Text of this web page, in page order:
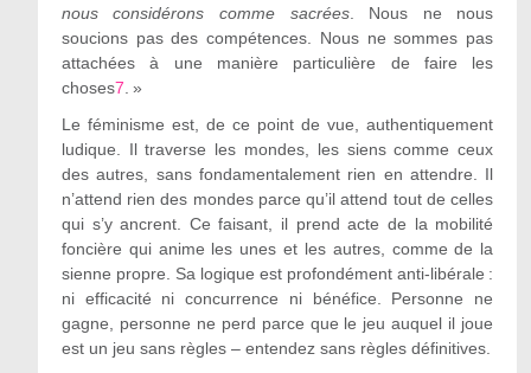
nous considérons comme sacrées. Nous ne nous
soucions pas des compétences. Nous ne sommes pas
attachées à une manière particulière de faire les
choses7. »
Le féminisme est, de ce point de vue, authentiquement
ludique. Il traverse les mondes, les siens comme ceux
des autres, sans fondamentalement rien en attendre. Il
n’attend rien des mondes parce qu’il attend tout de celles
qui s’y ancrent. Ce faisant, il prend acte de la mobilité
foncière qui anime les unes et les autres, comme de la
sienne propre. Sa logique est profondément anti-libérale :
ni efficacité ni concurrence ni bénéfice. Personne ne
gagne, personne ne perd parce que le jeu auquel il joue
est un jeu sans règles – entendez sans règles définitives.